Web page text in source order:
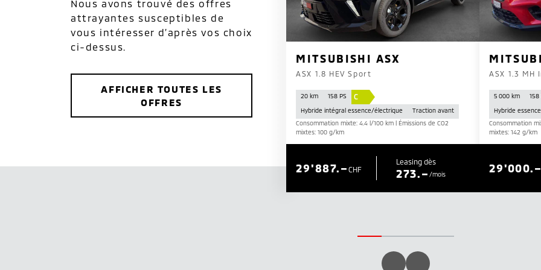
Nous avons trouvé des offres
attrayantes susceptibles de
vous intéresser d’après vos choix
ci-dessus.
AFFICHER TOUTES LES
OFFRES
MITSUBISHI ASX
ASX 1.8 HEV Sport
20 km 158 PS C
Hybride intégral essence/électrique
Traction avant
Consommation mixte: 4.4 l/100 km | Émissions de CO2
mixtes: 100 g/km
CHF
29'887.– Leasing dès
273.– /mois
ASX 1.3 MH
5 000 km 158
Hybride
Consommation
mixtes: 142 g/km
29'000.–